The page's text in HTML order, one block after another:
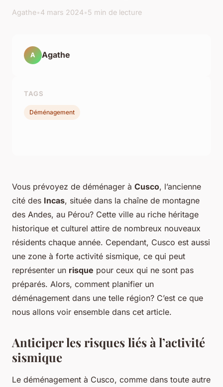
Agathe•4 mars 2024•5 min de lecture
Vous prévoyez de déménager à Cusco, l’ancienne
cité des Incas, située dans la chaîne de montagne
des Andes, au Pérou? Cette ville au riche héritage
historique et culturel attire de nombreux nouveaux
résidents chaque année. Cependant, Cusco est aussi
une zone à forte activité sismique, ce qui peut
représenter un risque pour ceux qui ne sont pas
préparés. Alors, comment planifier un
déménagement dans une telle région? C’est ce que
nous allons voir ensemble dans cet article.
Anticiper les risques liés à l’activité
sismique
Le déménagement à Cusco, comme dans toute autre
A Agathe
TAGS
Déménagement